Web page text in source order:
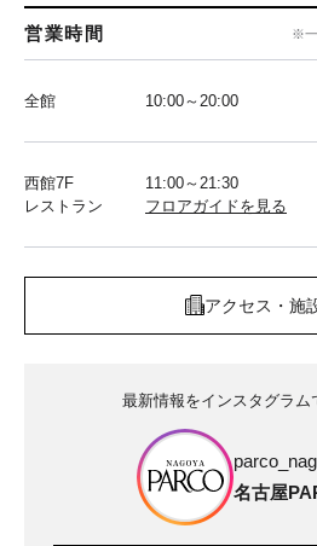
営業時間 ※一
全館 10:00～20:00
西館7F
レストラン
11:00～21:30
フロアガイドを見る
アクセス・施
最新情報をインスタグラム
名古屋